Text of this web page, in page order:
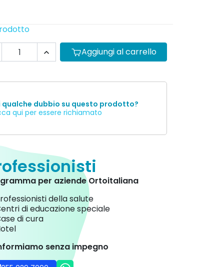
 Aggiungi al carrello
qualche dubbio su questo prodotto?
qui per essere richiamato
per aziende Ortoitaliana
della salute
di educazione speciale
di cura
senza impegno